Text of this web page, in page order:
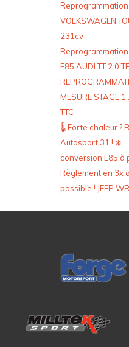
VOLKSWAGEN
231cv
E85 AUDI TT 2.0
MESURE STAGE
TTC
🌡️ Forte chaleur ?
Autosport 31 ! ❄️
conversion E85 à
Règlement en 3x
possible ! JEEP